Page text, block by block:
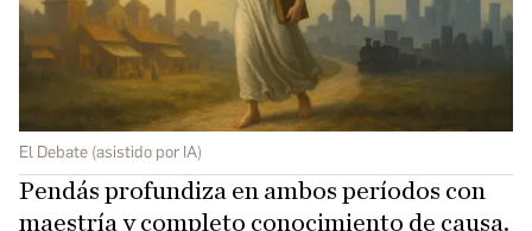
El Debate (asistido por IA)
Pendás profundiza en ambos períodos con
maestría y completo conocimiento de causa.